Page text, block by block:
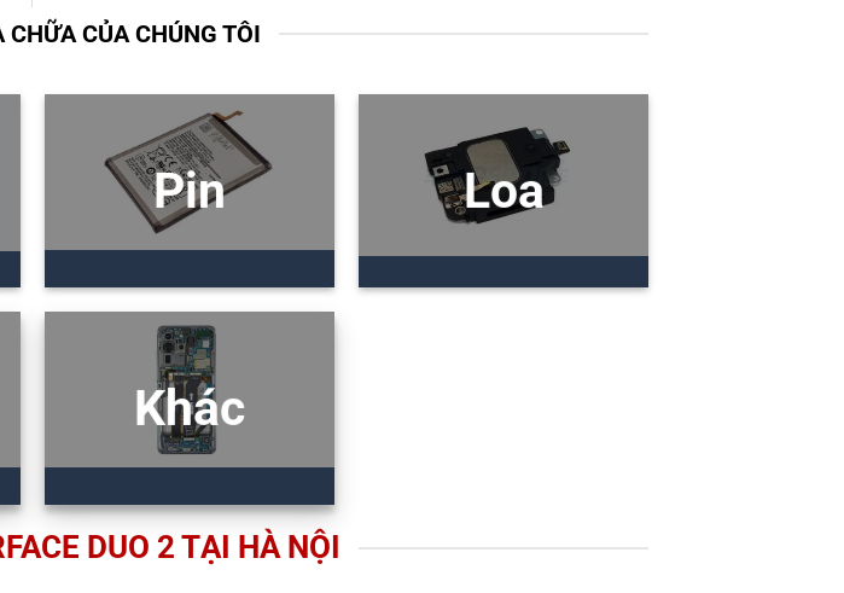
CHỮA CỦA CHÚNG TÔI
Pin Loa
Khác
DUO 2 TẠI HÀ NỘI